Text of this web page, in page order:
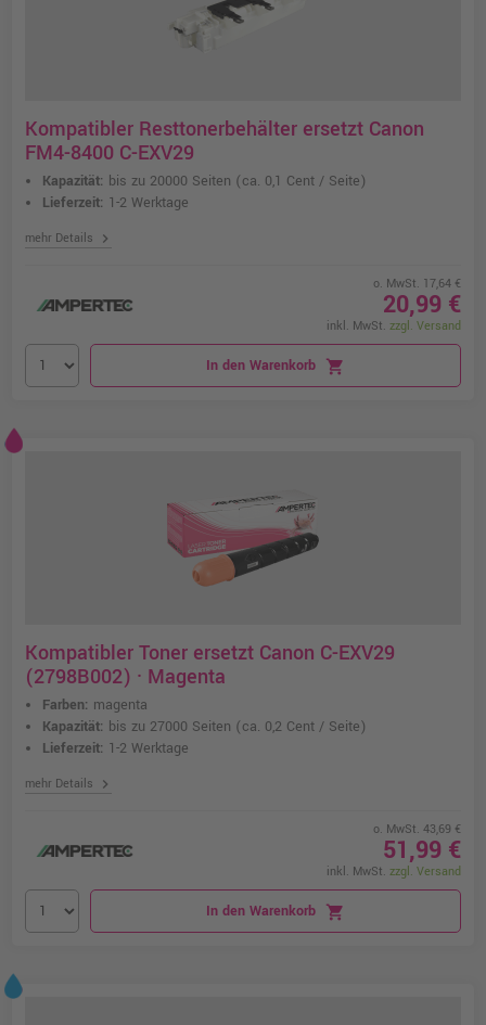
Kompatibler Resttonerbehälter ersetzt Canon
FM4-8400 C-EXV29
Kapazität: bis zu 20000 Seiten (ca. 0,1 Cent / Seite)
Lieferzeit: 1-2 Werktage
mehr Details chevron_right
o. MwSt. 17,64 €
20,99 €
inkl. MwSt. zzgl. Versand
In den Warenkorb shopping_cart
Kompatibler Toner ersetzt Canon C-EXV29
(2798B002) · Magenta
Farben: magenta
Kapazität: bis zu 27000 Seiten (ca. 0,2 Cent / Seite)
Lieferzeit: 1-2 Werktage
mehr Details chevron_right
o. MwSt. 43,69 €
51,99 €
inkl. MwSt. zzgl. Versand
In den Warenkorb shopping_cart